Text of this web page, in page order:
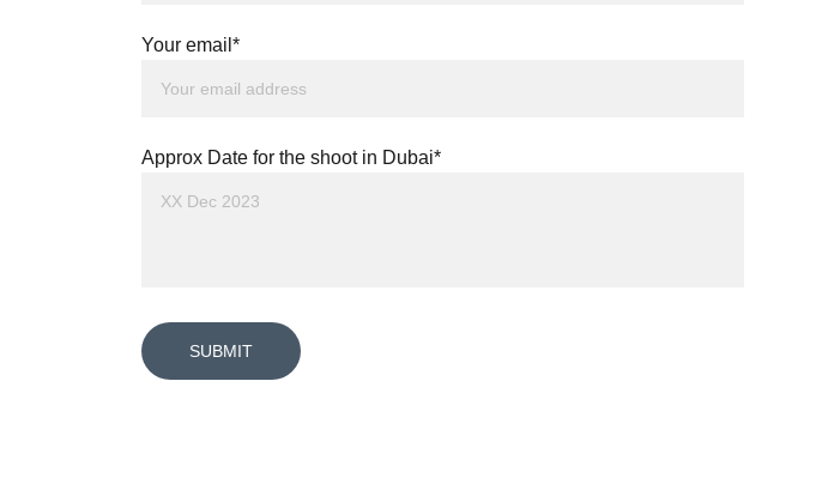
Your email*
Approx Date for the shoot in Dubai*
SUBMIT